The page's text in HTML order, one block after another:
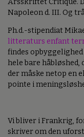
Årsskriftet Critique.
Napoleon d. III. Og
Ph.d.-stipendiat
litteraturs enfant
findes
hele bare
der måske netop en
pointe i
Vi bliver i Frankrig,
skriver om den